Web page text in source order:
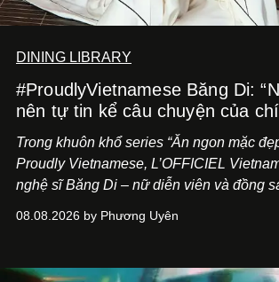
DINING LIBRARY
#ProudlyVietnamese Băng Di:
nên tự tin kể câu chuyện của
Trong khuôn khổ series “Ăn ngon mặc
Proudly Vietnamese, L’OFFICIEL
nghệ sĩ Băng Di – nữ diễn viên và đồng
08.08.2026 by Phương Uyên